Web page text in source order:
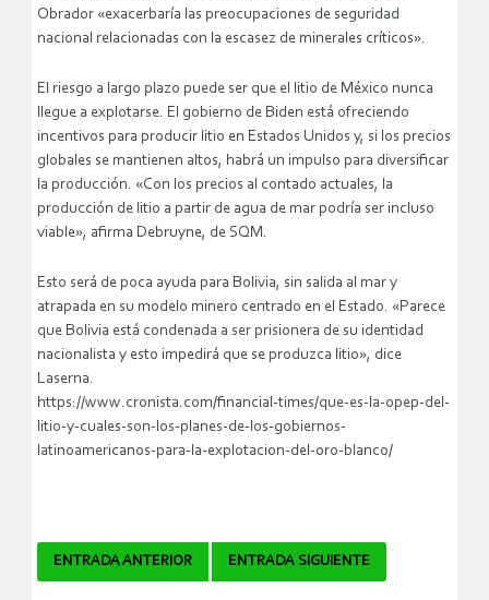
Obrador «exacerbaría las preocupaciones de seguridad
nacional relacionadas con la escasez de minerales críticos».
El riesgo a largo plazo puede ser que el litio de México nunca
llegue a explotarse. El gobierno de Biden está ofreciendo
incentivos para producir litio en Estados Unidos y, si los precios
globales se mantienen altos, habrá un impulso para diversificar
la producción. «Con los precios al contado actuales, la
producción de litio a partir de agua de mar podría ser incluso
viable», afirma Debruyne, de SQM.
Esto será de poca ayuda para Bolivia, sin salida al mar y
atrapada en su modelo minero centrado en el Estado. «Parece
que Bolivia está condenada a ser prisionera de su identidad
nacionalista y esto impedirá que se produzca litio», dice
Laserna.
https://www.cronista.com/financial-times/que-es-la-opep-del-
litio-y-cuales-son-los-planes-de-los-gobiernos-
latinoamericanos-para-la-explotacion-del-oro-blanco/
Navegador
ENTRADA ANTERIOR ENTRADA SIGUIENTE